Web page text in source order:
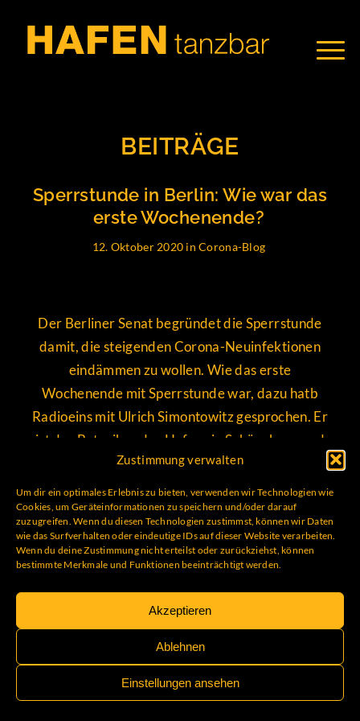
Zustimmung verwalten
Um dir ein optimales Erlebnis zu bieten, verwenden wir Technologien wie
Cookies, um Geräteinformationen zu speichern und/oder darauf
zuzugreifen. Wenn du diesen Technologien zustimmst, können wir Daten
wie das Surfverhalten oder eindeutige IDs auf dieser Website verarbeiten.
Wenn du deine Zustimmung nicht erteilst oder zurückziehst, können
bestimmte Merkmale und Funktionen beeinträchtigt werden.
Akzeptieren
Ablehnen
Einstellungen ansehen
BEITRÄGE
Sperrstunde in Berlin: Wie war das
erste Wochenende?
12. Oktober 2020 inCorona-Blog
Der Berliner Senat begründet die Sperrstunde
damit, die steigenden Corona-Neuinfektionen
eindämmen zu wollen. Wie das erste
Wochenende mit Sperrstunde war, dazu hatb
Radioeinsmit Ulrich Simontowitz gesprochen. Er
ist der Betreiber des Hafens in Schöneberg und
Mitglied der Initiative „Bars of Berlin“
© 2026 HAFEN
Geschichte
Wiki Gutscheine Jobs